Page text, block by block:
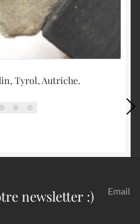
Tyrol, Autriche.
newsletter :) Email